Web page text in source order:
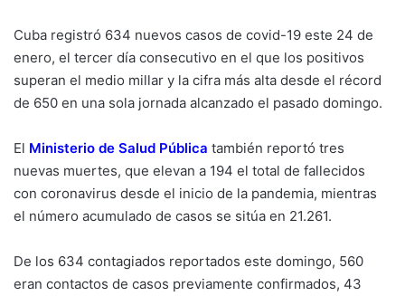
Cuba registró 634 nuevos casos de covid-19 este 24 de
enero, el tercer día consecutivo en el que los positivos
superan el medio millar y la cifra más alta desde el récord
de 650 en una sola jornada alcanzado el pasado domingo.
El Ministerio de Salud Pública también reportó tres
nuevas muertes, que elevan a 194 el total de fallecidos
con coronavirus desde el inicio de la pandemia, mientras
el número acumulado de casos se sitúa en 21.261.
De los 634 contagiados reportados este domingo, 560
eran contactos de casos previamente confirmados, 43